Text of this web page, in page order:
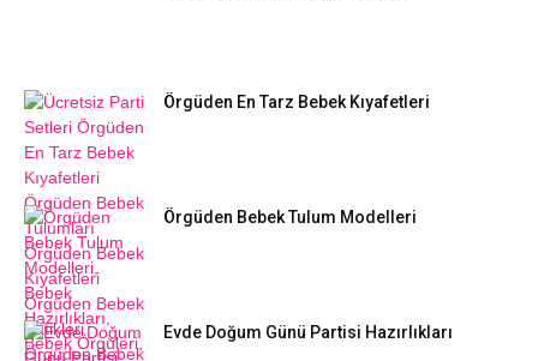
Örgüden En Tarz Bebek Kıyafetleri
Örgüden Bebek Tulum Modelleri
Evde Doğum Günü Partisi Hazırlıkları